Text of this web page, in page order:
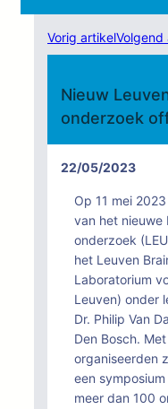
Vorig artikelVolgend
Nieuw
onderzoek
22/05/2023
Op 11 mei
van het nieuwe
onderzoek
het Leuven
Laboratorium
Leuven) onder
Dr. Philip Van
Den Bosch.
organiseerden
een
meer dan 100